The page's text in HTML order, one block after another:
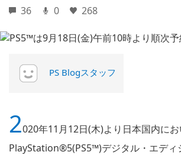
36 0 268
PS Blogスタッフ
2020年11月12日(木)より日本国内にお
PlayStation®5(PS5™)デジタル・エディ